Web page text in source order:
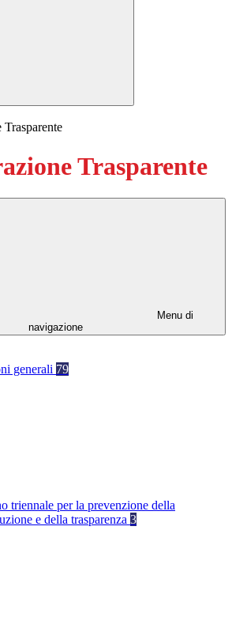
Trasparente
Menu di
navigazione
generali 79
triennale per la prevenzione della
e della trasparenza 3